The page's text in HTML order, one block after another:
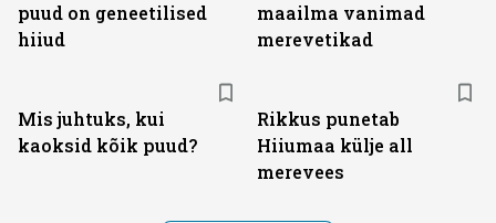
puud on geneetilised
hiiud
maailma vanimad
merevetikad
Mis juhtuks, kui
kaoksid kõik puud?
Rikkus punetab
Hiiumaa külje all
merevees